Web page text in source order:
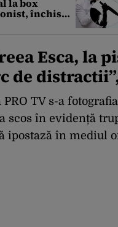
la box
închis
de
periculosEsca, la
de
PRO TV s-a
scos în evidență
ipostază în mediul